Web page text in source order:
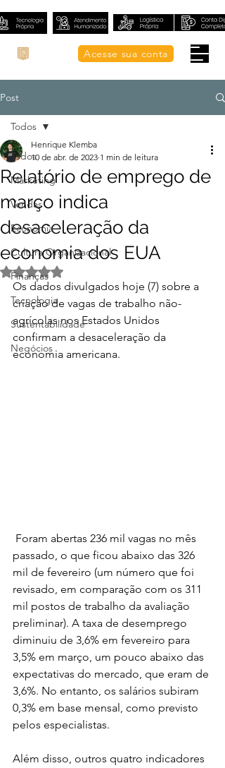
Acesse sua conta
Post
Todos
Marketing
Vendas
Economia
Cultura Organizacional
Finanças
Tecnologia
Sustentabilidade
Negócios
Todos
Relatório de emprego de
março indica
desaceleração da
economia dos EUA
Henrique Klemba
10 de abr. de 2023 1 min de leitura
Avaliado com NaN de 5 estrelas.
Os dados divulgados hoje (7) sobre a
criação de vagas de trabalho não-
agrícolas nos Estados Unidos
confirmam a desaceleração da
economia americana.
passado, o que ficou abaixo das 326
mil de fevereiro (um número que foi
revisado, em comparação com os 311
mil postos de trabalho da avaliação
preliminar). A taxa de desemprego
diminuiu de 3,6% em fevereiro para
3,5% em março, um pouco abaixo das
expectativas do mercado, que eram de
3,6%. No entanto, os salários subiram
0,3% em base mensal, como previsto
pelos especialistas.
Além disso, outros quatro indicadores